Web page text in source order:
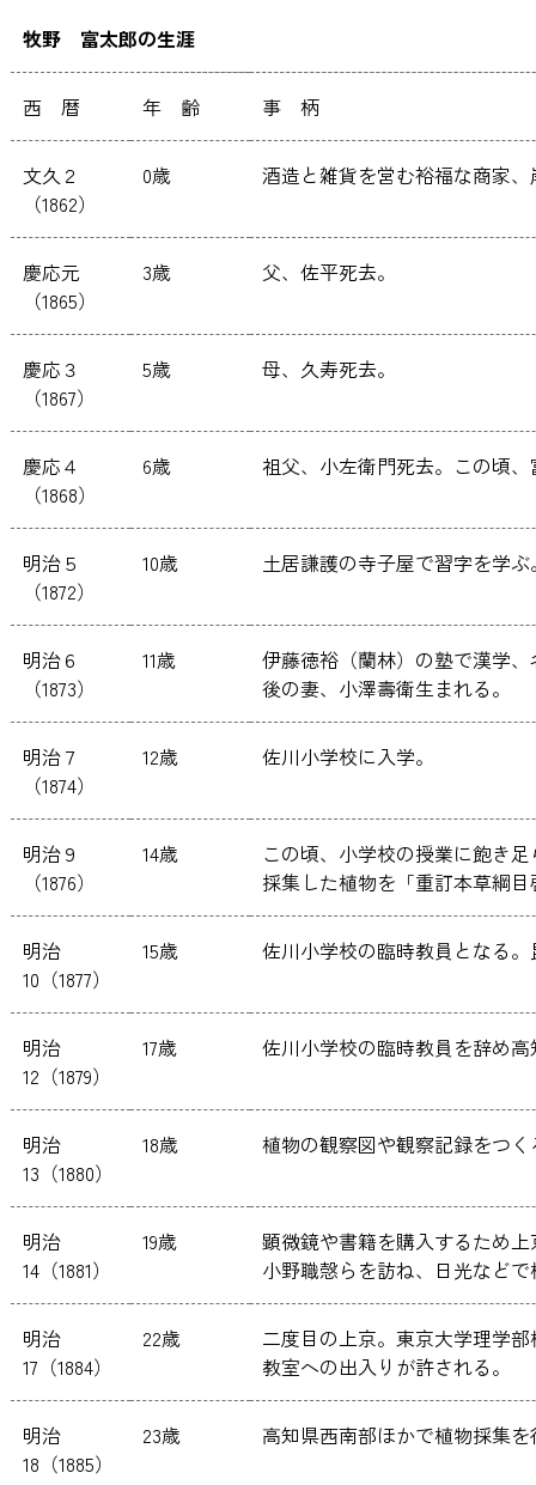
牧野 富太郎の生涯
西 暦 年 齢 事 柄
文久２
（1862）
0歳 酒造と雑貨を営む裕福な商家
慶応元
（1865）
3歳 父、佐平死去。
慶応３
（1867）
5歳 母、久寿死去。
慶応４
（1868）
6歳 祖父、小左衛門死去。この頃
明治５
（1872）
10歳 土居謙護の寺子屋で習字を学ぶ
明治６
（1873）
11歳
伊藤徳裕（蘭林）の塾で漢学
後の妻、小澤壽衛生まれる。
明治７
（1874）
12歳 佐川小学校に入学。
明治９
（1876）
14歳
この頃、小学校の授業に飽き
採集した植物を「重訂本草綱
明治
10（1877）
15歳 佐川小学校の臨時教員となる
明治
12（1879）
17歳 佐川小学校の臨時教員を辞め
明治
13（1880）
18歳 植物の観察図や観察記録をつ
明治
14（1881）
19歳
顕微鏡や書籍を購入するため
小野職愨らを訪ね、日光など
明治
17（1884）
22歳
二度目の上京。東京大学理学
教室への出入りが許される。
明治
18（1885）
23歳 高知県西南部ほかで植物採集